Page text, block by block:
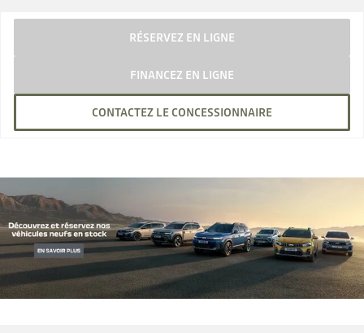
RÉSERVEZ EN LIGNE
FINANCEZ EN LIGNE
CONTACTEZ LE CONCESSIONNAIRE